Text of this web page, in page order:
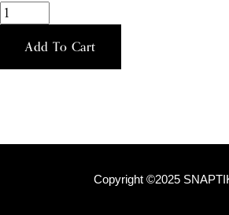
Add To Cart
Copyright ©2025